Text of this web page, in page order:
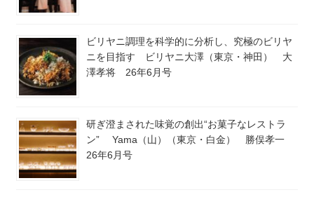
ビリヤニ調理を科学的に分析し、究極のビリヤ
ニを目指す ビリヤニ大澤（東京・神田） 大
澤孝将 26年6月号
研ぎ澄まされた味覚の創出“お菓子なレストラ
ン” Yama（山）（東京・白金） 勝俣孝一
26年6月号